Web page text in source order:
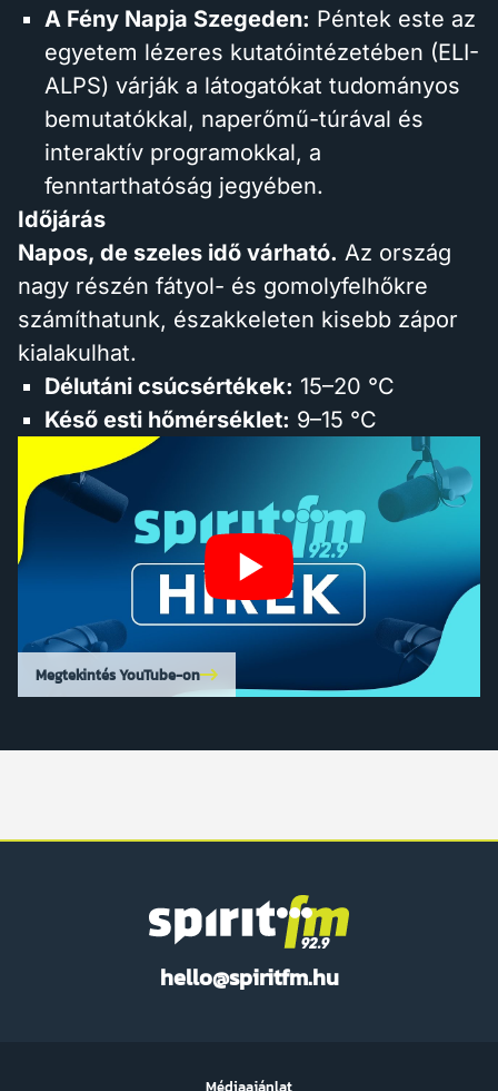
A Fény Napja Szegeden: Péntek este az
egyetem lézeres kutatóintézetében (ELI-
ALPS) várják a látogatókat tudományos
bemutatókkal, naperőmű-túrával és
interaktív programokkal, a
fenntarthatóság jegyében.
Időjárás
Napos, de szeles idő várható. Az ország
nagy részén fátyol- és gomolyfelhőkre
számíthatunk, északkeleten kisebb zápor
kialakulhat.
Délutáni csúcsértékek: 15–20 °C
Késő esti hőmérséklet: 9–15 °C
Megtekintés YouTube-on
hello@spiritfm.hu
FM
Médiaajánlat